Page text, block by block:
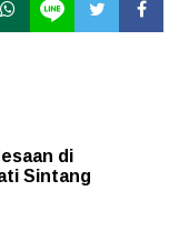
di
Sintang